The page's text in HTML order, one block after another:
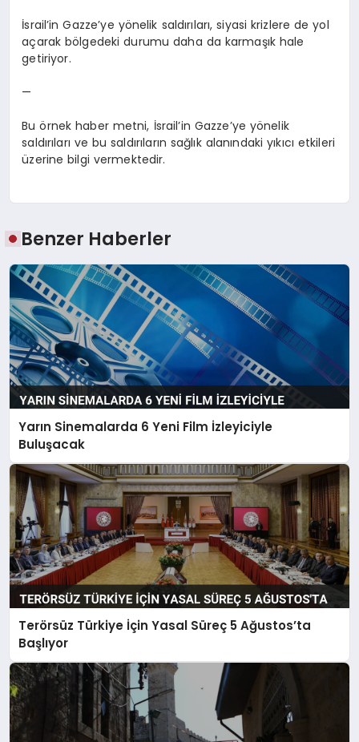
İsrail’in Gazze’ye yönelik saldırıları, siyasi krizlere de yol
açarak bölgedeki durumu daha da karmaşık hale
getiriyor.
—
Bu örnek haber metni, İsrail’in Gazze’ye yönelik
saldırıları ve bu saldırıların sağlık alanındaki yıkıcı etkileri
üzerine bilgi vermektedir.
Benzer Haberler
Yarın Sinemalarda 6 Yeni Film İzleyiciyle
Buluşacak
Terörsüz Türkiye İçin Yasal Süreç 5 Ağustos’ta
Başlıyor